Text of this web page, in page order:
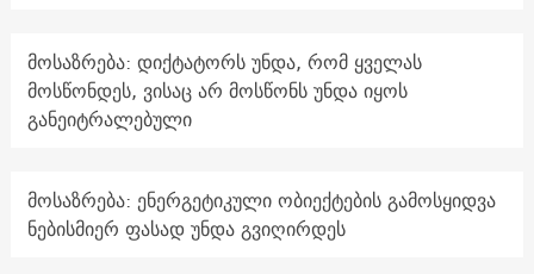
მოსაზრება: დიქტატორს უნდა, რომ ყველას
მოსწონდეს, ვისაც არ მოსწონს უნდა იყოს
განეიტრალებული
მოსაზრება: ენერგეტიკული ობიექტების გამოსყიდვა
ნებისმიერ ფასად უნდა გვიღირდეს